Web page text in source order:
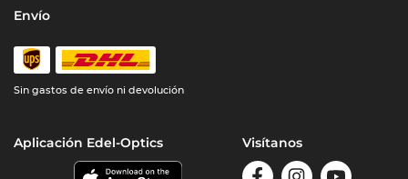
Envío
Sin gastos de envío ni devolución
Aplicación Edel-Optics Visítanos